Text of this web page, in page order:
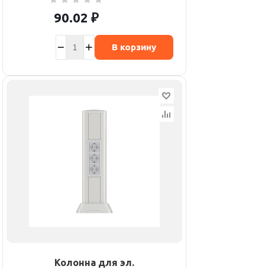
90.02 ₽
В корзину
Колонна для эл.